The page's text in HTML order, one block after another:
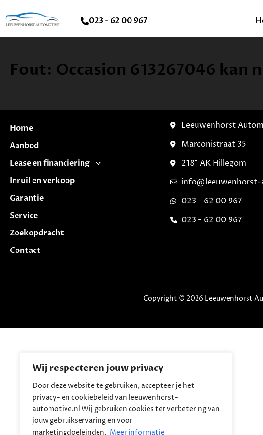
Wij respecteren jouw privacy
Door deze website te gebruiken, accepteer je het
privacy- en cookiebeleid van leeuwenhorst-
automotive.nl Wij gebruiken cookies ter verbetering van
jouw gebruikservaring en voor
marketingdoeleinden. Meer informatie
023 - 62 00 967
Fout: Occasion 613267046 kan
Home
Aanbod
Lease en financiering
Inruil en verkoop
Garantie
Service
Zoekopdracht
Contact
Leeuwenhorst
Marconistraat 35
2181 AK Hillegom
023 - 62 00 967
023 - 62 00 967
Copyright © 2026 Leeuwenhorst